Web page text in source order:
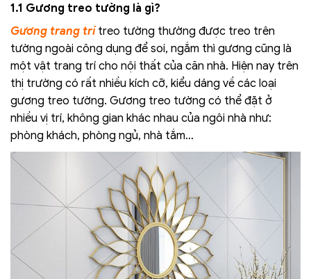
1.1 Gương treo tường là gì?
Gương trang trítreo tường thường được treo trên
tường ngoài công dụng để soi, ngắm thì gương cũng là
một vật trang trí cho nội thất của căn nhà. Hiện nay trên
thị trường có rất nhiều kích cỡ, kiểu dáng về các loại
gương treo tường. Gương treo tường có thể đặt ở
nhiều vị trí, không gian khác nhau của ngôi nhà như:
phòng khách, phòng ngủ, nhà tắm…